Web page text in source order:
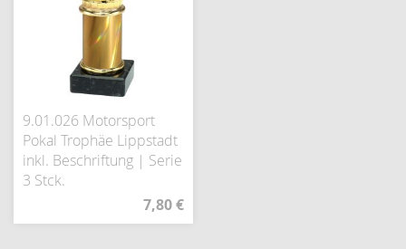
9.01.026 Motorsport
Pokal Trophäe Lippstadt
inkl. Beschriftung | Serie
3 Stck.
7,80 €